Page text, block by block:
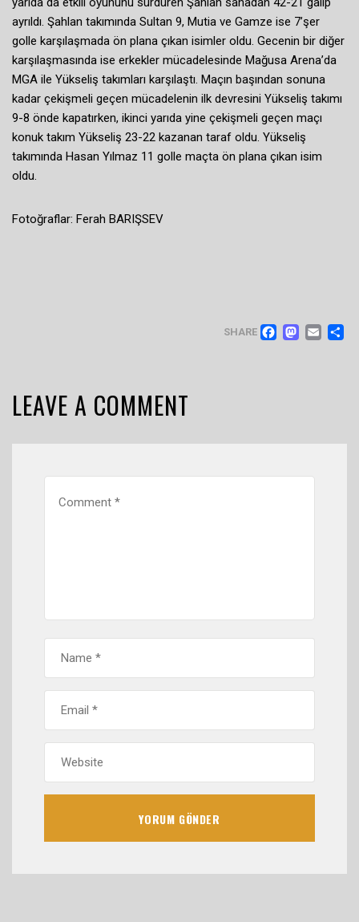
ayrıldı. Şahlan takımında Sultan 9, Mutia ve Gamze ise 7’şer
golle karşılaşmada ön plana çıkan isimler oldu. Gecenin bir diğer
karşılaşmasında ise erkekler mücadelesinde Mağusa Arena’da
MGA ile Yükseliş takımları karşılaştı. Maçın başından sonuna
kadar çekişmeli geçen mücadelenin ilk devresini Yükseliş takımı
9-8 önde kapatırken, ikinci yarıda yine çekişmeli geçen maçı
konuk takım Yükseliş 23-22 kazanan taraf oldu. Yükseliş
takımında Hasan Yılmaz 11 golle maçta ön plana çıkan isim
oldu.
Fotoğraflar: Ferah BARIŞSEV
SHARE
LEAVE A COMMENT